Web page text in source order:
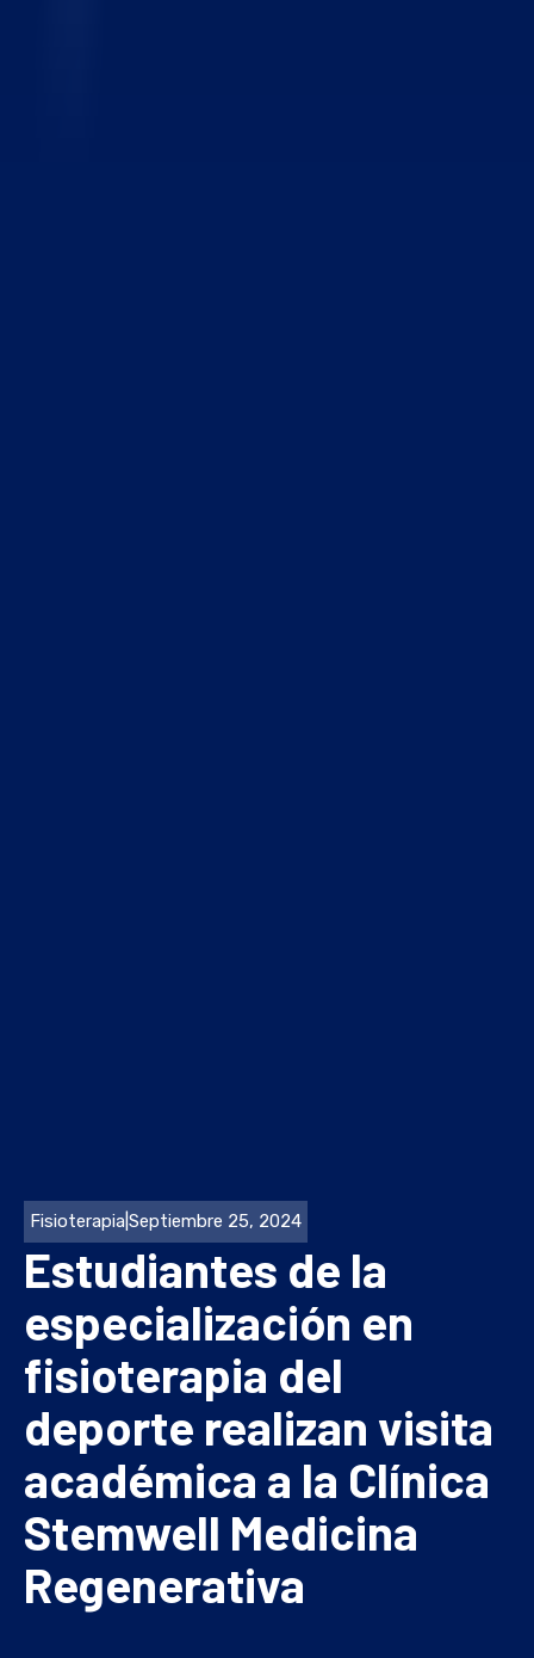
Fisioterapia Septiembre 25, 2024
Estudiantes de la
especialización en
fisioterapia del
deporte realizan visita
académica a la Clínica
Stemwell Medicina
Regenerativa